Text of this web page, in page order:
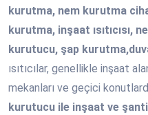
kurutma, nem kurutma
kurutma, inşaat ısıtıcısı,
kurutucu, şap
ısıtıcılar, genellikle inşaat
mekanları ve geçici
kurutucu ile inşaat ve